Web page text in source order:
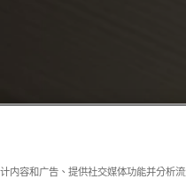
容和广告、提供社交媒体功能并分析